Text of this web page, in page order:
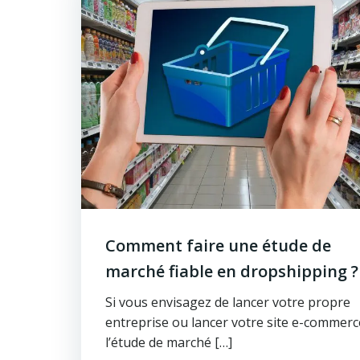
Comment faire une étude de
marché fiable en dropshipping ?
Si vous envisagez de lancer votre propre
entreprise ou lancer votre site e-
l’étude de marché […]